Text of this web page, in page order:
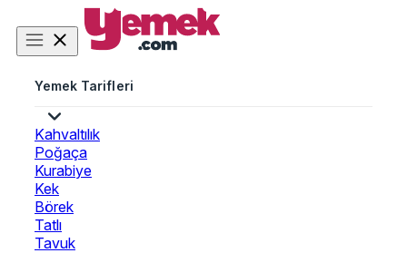
Yemek Tarifleri
Kahvaltılık
Poğaça
Kurabiye
Kek
Börek
Tatlı
Tavuk